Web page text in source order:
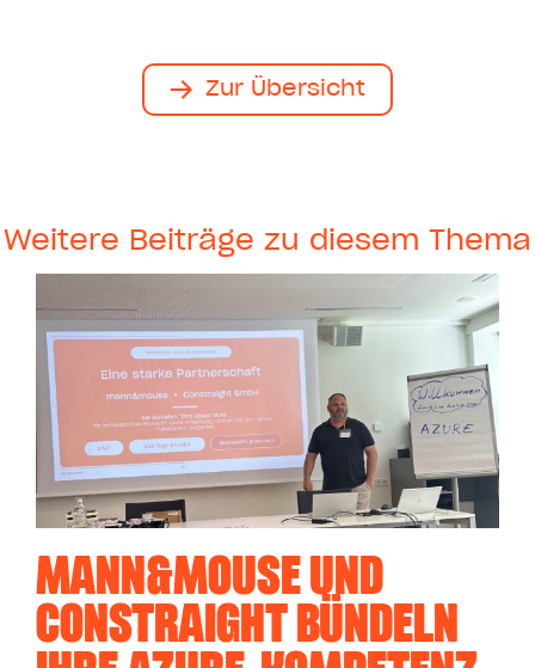
Zur Übersicht
Weitere Beiträge zu diesem Thema
MANN&MOUSE UND
CONSTRAIGHT BÜNDELN